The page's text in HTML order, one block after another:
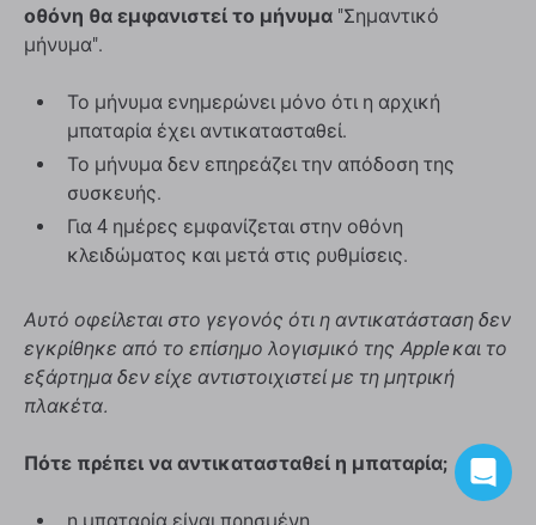
οθόνη θα εμφανιστεί το μήνυμα "Σημαντικό
μήνυμα".
Το μήνυμα ενημερώνει μόνο ότι η αρχική
μπαταρία έχει αντικατασταθεί.
Το μήνυμα δεν επηρεάζει την απόδοση της
συσκευής.
Για 4 ημέρες εμφανίζεται στην οθόνη
κλειδώματος και μετά στις ρυθμίσεις.
Αυτό οφείλεται στο γεγονός ότι η αντικατάσταση δεν
εγκρίθηκε από το επίσημο λογισμικό της Apple και το
εξάρτημα δεν είχε αντιστοιχιστεί με τη μητρική
πλακέτα.
Πότε πρέπει να αντικατασταθεί η μπαταρία;